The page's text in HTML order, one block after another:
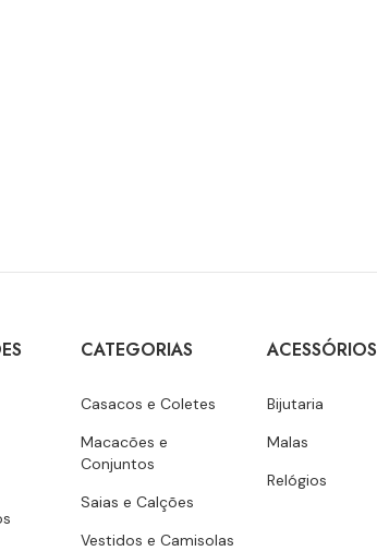
CATEGORIAS
Casacos e Coletes
Macacões e
Conjuntos
Saias e Calções
Vestidos e Camisolas
ACESSÓRIOS
Bijutaria
Malas
Relógios